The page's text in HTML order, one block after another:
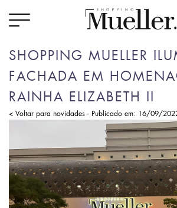
SHOPPING MUELLER
FACHADA EM
RAINHA ELIZABETH II
< Voltar para novidades - Publicado em: 16/09/